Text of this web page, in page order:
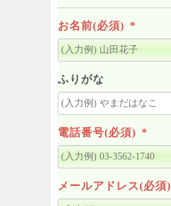
お名前(必須) *
ふりがな
電話番号(必須) *
メールアドレス(必須)